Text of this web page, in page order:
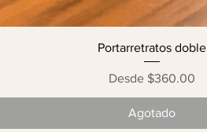
Portarretratos doble
Desde $360.00
Precio de oferta
Agotado